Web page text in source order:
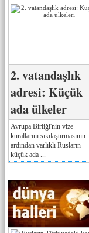
2. vatandaşlık
adresi: Küçük
ada ülkeler
Avrupa Birliği'nin vize
kurallarını sıkılaştırmasının
ardından varlıklı Rusların
küçük ada ...